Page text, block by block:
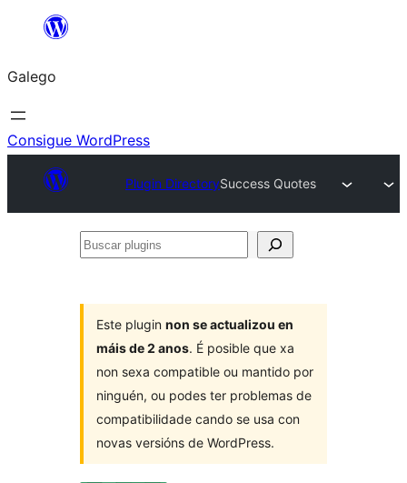
Saltar
contido
Galego
Consigue WordPress
Plugin DirectorySuccess Quotes
Buscar
Este plugin non se actualizou en
máis de 2 anos. É posible que xa
non sexa compatible ou mantido por
ninguén, ou podes ter problemas de
compatibilidade cando se usa con
novas versións de WordPress.